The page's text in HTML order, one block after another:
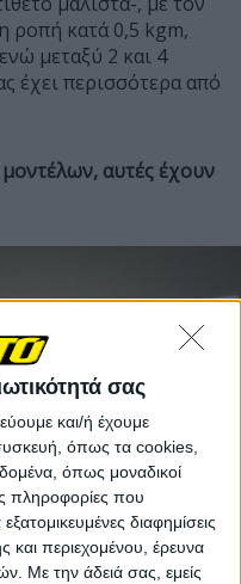
σας
και/ή έχουμε
όπως τα cookies,
όπως μοναδικοί
πληροφορίες που
διαφημίσεις
και περιεχομένου, έρευνα
Με την άδειά σας, εμείς
ροπή κατά 0,5 kgm,
μεταξύ 2 και 4
έχει περισσότερα από
αυτές έχουν